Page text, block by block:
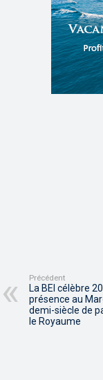
Précédent
La BEI célèbre
présence au
demi-siècle de
le Royaume